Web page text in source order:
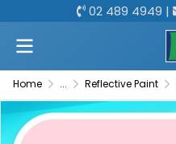
02 489 4949 |
Home ... Reflective Paint